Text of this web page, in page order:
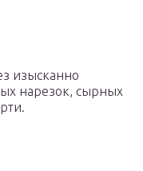
изысканно
нарезок, сырных